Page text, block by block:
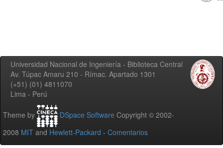
Universidad Nacional de Ingeniería - Biblioteca Central
Av. Túpac Amaru 210 - Rímac. Apartado 1301
(+51) (01) 4811070
Lima - Perú
Theme by DSpace Software Copyright © 2002-
2008 MIT and Hewlett-Packard - Comentarios